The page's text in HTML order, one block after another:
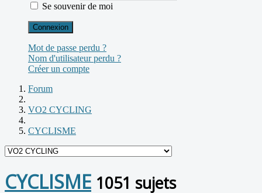
Se souvenir de moi
Connexion
Mot de passe perdu ?
Nom d'utilisateur perdu ?
Créer un compte
Forum
VO2 CYCLING
CYCLISME
CYCLISME 1051 sujets